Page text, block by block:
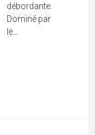
débordante.
Dominé par
le...